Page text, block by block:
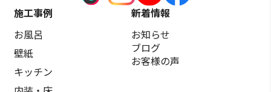
施工事例
お風呂
壁紙
キッチン
新着情報
お知らせ
ブログ
お客様の声